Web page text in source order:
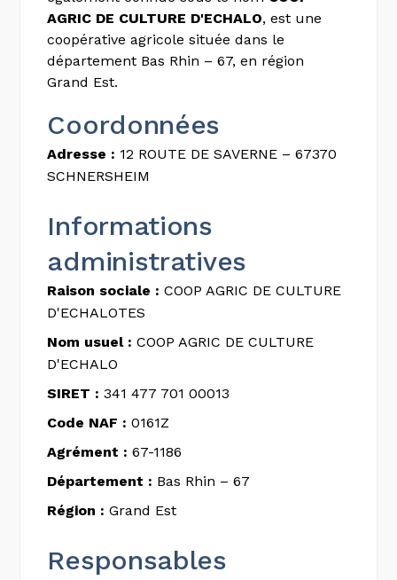
AGRIC DE CULTURE D'ECHALO, est une
coopérative agricole située dans le
département Bas Rhin – 67, en région
Grand Est.
Coordonnées
Adresse : 12 ROUTE DE SAVERNE – 67370
SCHNERSHEIM
Informations
administratives
Raison sociale : COOP AGRIC DE CULTURE
D'ECHALOTES
Nom usuel : COOP AGRIC DE CULTURE
D'ECHALO
SIRET : 341 477 701 00013
Code NAF : 0161Z
Agrément : 67-1186
Département : Bas Rhin – 67
Région : Grand Est
Responsables